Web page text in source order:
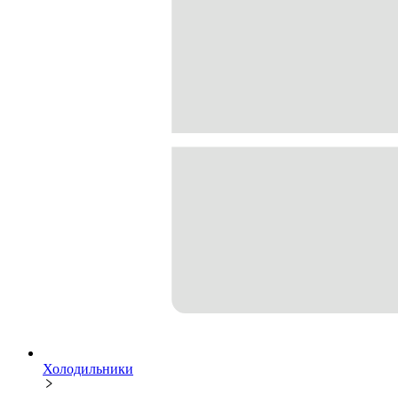
Холодильники